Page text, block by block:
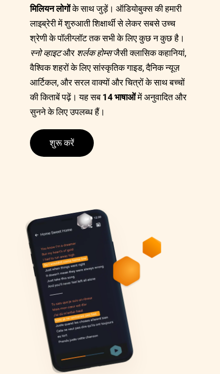
मिलियन लोगोंके साथ जुड़ें। ऑडियोबुक्स की हमारी
लाइब्रेरी में शुरुआती शिक्षार्थी से लेकर सबसे उच्च
श्रेणी के पॉलीग्लॉट तक सभी के लिए कुछ न कुछ है।
स्नो व्हाइटऔर शर्लक होम्सजैसी क्लासिक कहानियां,
वैश्विक शहरों के लिए सांस्कृतिक गाइड, दैनिक न्यूज़
आर्टिकल, और सरल वाक्यों और चित्रों के साथ बच्चों
की किताबें पढ़ें। यह सब 14 भाषाओंमें अनुवादित और
सुनने के लिए उपलब्ध हैं।
शुरू करें